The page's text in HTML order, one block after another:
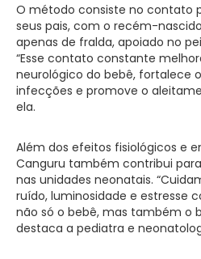
O método consiste no contato
seus pais, com o recém-
apenas de fralda, apoiado no
“Esse contato constante
neurológico do bebê, fortalece
infecções e promove o
ela.
Além dos efeitos fisiológicos e
Canguru também contribui
nas unidades neonatais.
ruído, luminosidade e estresse
não só o bebê, mas também o
destaca a pediatra e